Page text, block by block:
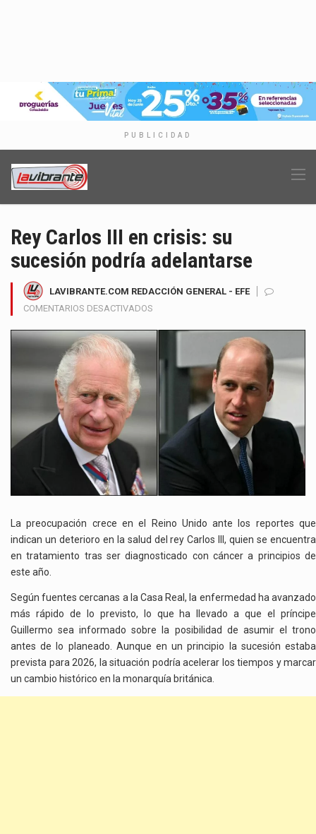
PUBLICIDAD
Rey Carlos III en crisis: su
sucesión podría adelantarse
LAVIBRANTE.COM REDACCIÓN GENERAL - EFE
COMENTARIOS DESACTIVADOS
CARLOS
SU
SUCESIÓN
PODRÍA
ADELANTARSE
La preocupación crece en el Reino Unido ante los reportes que
indican un deterioro en la salud del rey Carlos III, quien se encuentra
en tratamiento tras ser diagnosticado con cáncer a principios de
este año.
Según fuentes cercanas a la Casa Real, la enfermedad ha avanzado
más rápido de lo previsto, lo que ha llevado a que el príncipe
Guillermo sea informado sobre la posibilidad de asumir el trono
antes de lo planeado. Aunque en un principio la sucesión estaba
prevista para 2026, la situación podría acelerar los tiempos y marcar
un cambio histórico en la monarquía británica.